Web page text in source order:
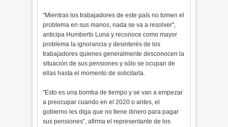
"Mientras los trabajadores de este país no tomen el
problema en sus manos, nada se va a resolver",
anticipa Humberto Luna y reconoce como mayor
problema la ignorancia y desinterés de los
trabajadores quienes generalmente desconocen la
situación de sus pensiones y sólo se ocupan de
ellas hasta el momento de solicitarla.
"Esto es una bomba de tiempo y se van a empezar
a preocupar cuando en el 2020 o antes, el
gobierno les diga que no tiene dinero para pagar
sus pensiones", afirma el representante de los